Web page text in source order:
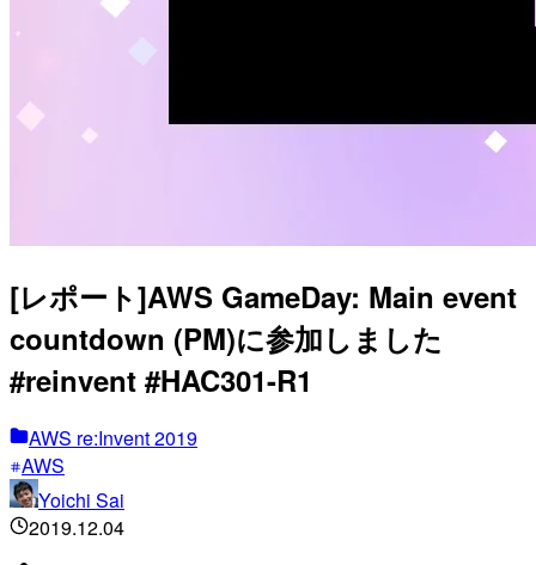
[レポート]AWS GameDay: Main event
countdown (PM)に参加しました
#reinvent #HAC301-R1
AWS re:Invent 2019
AWS
Yoichi Sai
2019.12.04